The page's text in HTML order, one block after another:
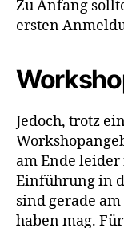
Zu Anfang
ersten
Jedoch, trotz
am Ende
Einführung in
sind gerade
haben mag.